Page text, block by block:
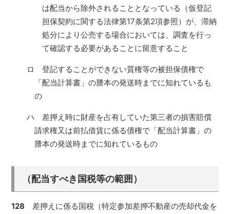
は配当から除外されることとなっている（仮登記
担保契約に関する法律第17条第2項参照）が、滞納
処分により公売する場合においては、調査を行っ
て確認する必要があることに留意すること
ロ 登記することができない質権等の被担保債権で
「配当計算書」の謄本の発送時までに知れているも
の
ハ 差押え時に財産を占有していた第三者の損害賠償
請求権又は前払借賃に係る債権で「配当計算書」の
謄本の発送時までに知れているもの
（配当すべき国税等の範囲）
128 差押えに係る国税（特定参加差押不動産の売却代金を